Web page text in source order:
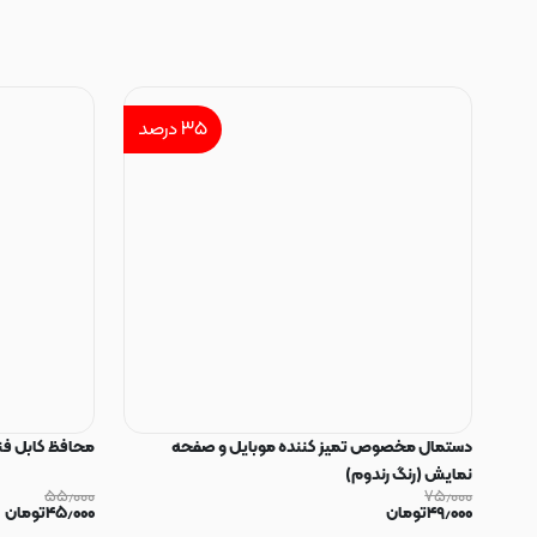
۳۵درصد
دستمال مخصوص تمیز کننده موبایل و صفحه
نمایش (رنگ رندوم)
۷۵٫۰۰۰
۴۹٫۰۰۰تومان
محافظ کابل فنری
۵۵٫۰۰۰
۴۵٫۰۰۰تومان